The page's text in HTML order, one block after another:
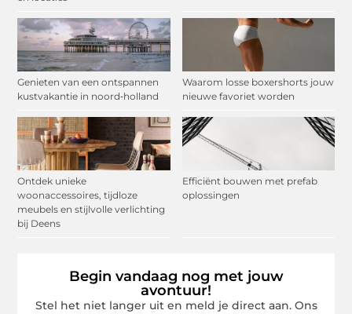
Genieten van een ontspannen
kustvakantie in noord‑holland
Waarom losse boxershorts jouw
nieuwe favoriet worden
Ontdek unieke
woonaccessoires, tijdloze
meubels en stijlvolle verlichting
bij Deens
Efficiënt bouwen met prefab
oplossingen
Begin vandaag nog met jouw
avontuur!
Stel het niet langer uit en meld je direct aan. Ons